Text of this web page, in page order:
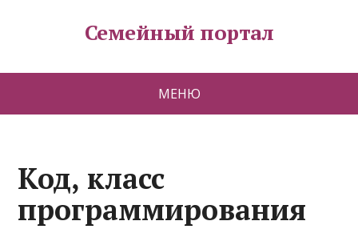
Семейный портал
МЕНЮ
Код, класс
программирования